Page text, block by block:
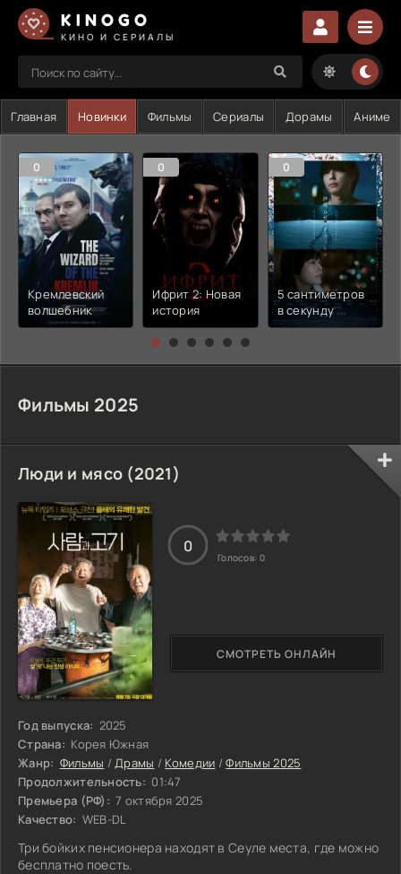
KINOGO
КИНО И СЕРИАЛЫ
Главная Новинки Фильмы Сериалы Дорамы Аниме
0
Кремлевский
волшебник
0
Ифрит 2: Новая
история
0
5 сантиметров
в секунду
Фильмы 2025
Люди и мясо (2021)
Год выпуска: 2025
Страна: Корея Южная
Жанр: Фильмы /Драмы / Комедии /Фильмы 2025
Продолжительность: 01:47
Премьера (РФ): 7 октября 2025
Качество: WEB-DL
Три бойких пенсионера находят в Сеуле места, где можно
бесплатно поесть.
СМОТРЕТЬ ОНЛАЙН
0
Голосов: 0